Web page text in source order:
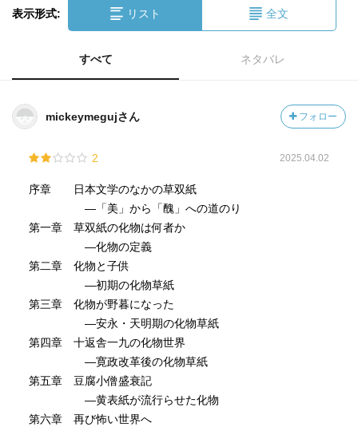
表示形式: リスト 全文
すべて ネタバレ
mickeymegujさん フォロー
2 2025.04.02
序章 日本文学のなかの草双紙
―「美」から「醜」への道のり
第一章 草双紙の化物は何者か
―化物の定義
第二章 化物と子供
―初期の化物草紙
第三章 化物が野暮になった
―安永・天明期の化物草紙
第四章 十返舎一九の化物世界
―寛政改革後の化物草紙
第五章 豆腐小僧盛衰記
―黄表紙が流行らせた化物
第六章 再び怖い世界へ